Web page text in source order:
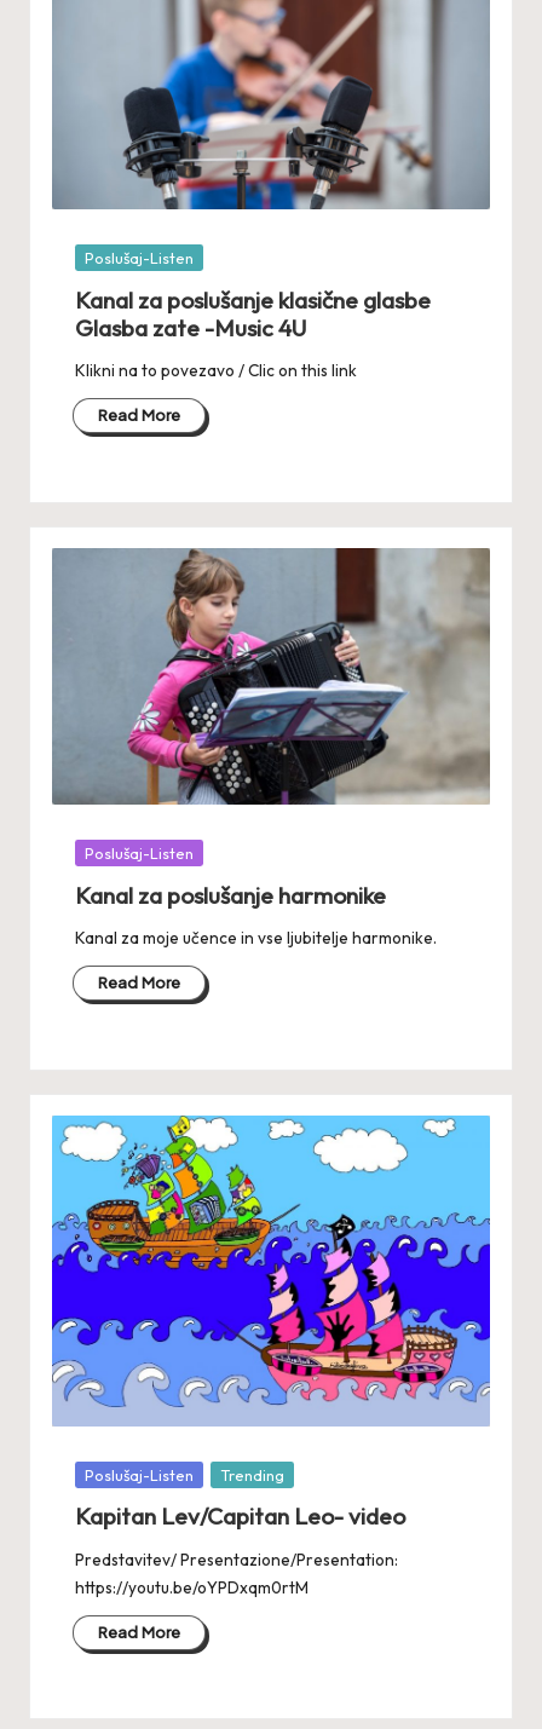
Posted
Poslušaj-Listen
Kanal za poslušanje klasične glasbe
Glasba zate -Music 4U
Klikni na to povezavo / Clic on this link
Read More
Posted
Poslušaj-Listen
Kanal za poslušanje harmonike
Kanal za moje učence in vse ljubitelje harmonike.
Read More
Posted
Poslušaj-Listen Trending
Kapitan Lev/Capitan Leo- video
Predstavitev/ Presentazione/Presentation:
https://youtu.be/oYPDxqm0rtM
Read More